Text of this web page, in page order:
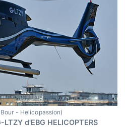
- Helicopassion)
d'EBG HELICOPTERS